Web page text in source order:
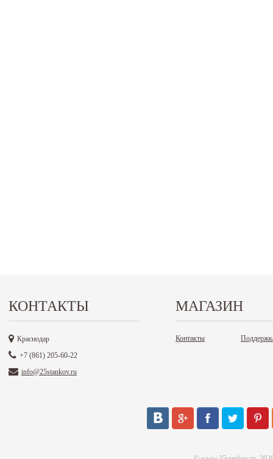
КОНТАКТЫ
Краснодар
+7 (861) 205-60-22
info@25stankov.ru
МАГАЗИН
Контакты